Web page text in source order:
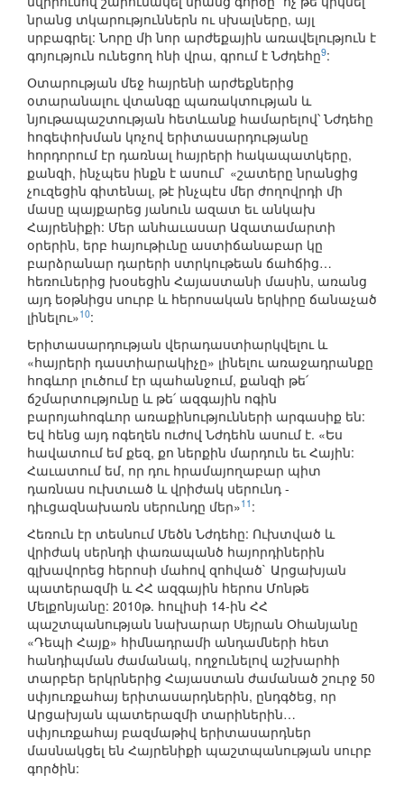
նրանց տկարություններն ու սխալները, այլ
սրբագրել: Նորը մի նոր արժեքային առավելություն է
գոյություն ունեցող հնի վրա, գրում է Նժդեհը9:
Օտարության մեջ հայրենի արժեքներից
օտարանալու վտանգը պառակտության և
նյութապաշտության հետևանք համարելով՝ Նժդեհը
հոգեփոխման կոչով երիտասարդությանը
հորդորում էր դառնալ հայրերի հակապատկերը,
քանզի, ինչպես ինքն է ասում` «շատերը նրանցից
չուզեցին գիտենալ, թէ ինչպէս մեր ժողովրդի մի
մասը պայքարեց յանուն ազատ եւ անկախ
Հայրենիքի: Մեր անհաւասար Ազատամարտի
օրերին, երբ հայութիւնը աստիճանաբար կը
բարձրանար դարերի ստրկութեան ճահճից…
հեռուներից խօսեցին Հայաստանի մասին, առանց
այդ եօթնիցս սուրբ և հերոսական երկիրը ճանաչած
լինելու»10:
Երիտասարդության վերադաստիարկվելու և
«հայրերի դաստիարակիչը» լինելու առաջադրանքը
հոգևոր լուծում էր պահանջում, քանզի թե՛
ճշմարտությունը և թե՛ ազգային ոգին
բարոյահոգևոր առաքինությունների արգասիք են:
Եվ հենց այդ ոգեղեն ուժով Նժդեհն ասում է. «Ես
հավատում եմ քեզ, քո ներքին մարդուն եւ Հային:
Հաւատում եմ, որ դու հրամայողաբար պիտ
դառնաս ուխտւած և վրիժակ սերունդ -
դիւցազնախառն սերունդը մեր»11 :
Հեռուն էր տեսնում Մեծն Նժդեհը: Ուխտված և
վրիժակ սերնդի փառապանծ հայորդիներին
գլխավորեց հերոսի մահով զոհված` Արցախյան
պատերազմի և ՀՀ ազգային հերոս Մոնթե
Մելքոնյանը: 2010թ. հուլիսի 14-ին ՀՀ
պաշտպանության նախարար Սեյրան Օհանյանը
«Դեպի Հայք» հիմնադրամի անդամների հետ
հանդիպման ժամանակ, ողջունելով աշխարհի
տարբեր երկրներից Հայաստան ժամանած շուրջ 50
սփյուռքահայ երիտասարդներին, ընդգծեց, որ
Արցախյան պատերազմի տարիներին…
սփյուռքահայ բազմաթիվ երիտասարդներ
մասնակցել են Հայրենիքի պաշտպանության սուրբ
գործին: